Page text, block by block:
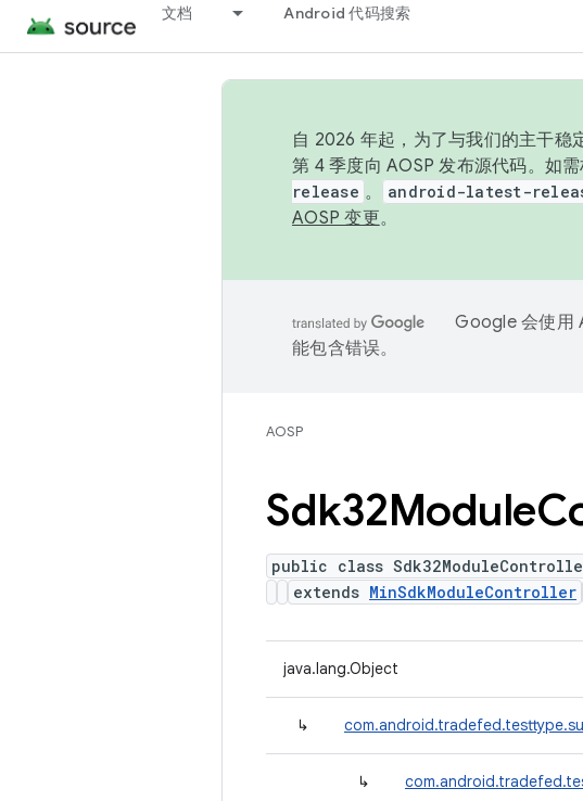
文档 Android 代码搜索
自 2026 年起，为了与我们的主干稳
第 4 季度向 AOSP 发布源代码。如
release 。 android-latest-
AOSP 变更。
Google 会使用
能包含错误。
AOSP
Sdk32Module
public class
extends MinSdkModuleController
java.lang.Object
↳
↳